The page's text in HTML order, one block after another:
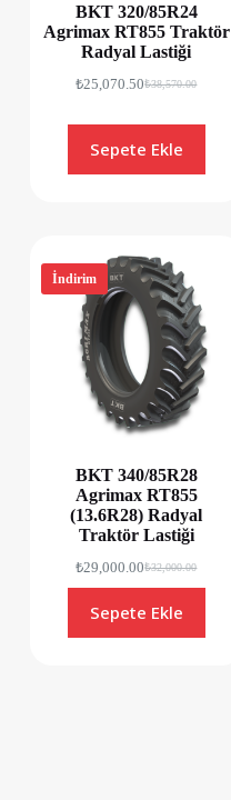
BKT 320/85R24
Agrimax RT855 Traktör
Radyal Lastiği
₺38,570.00
₺25,070.50
Sepete Ekle
İndirim
BKT 340/85R28
Agrimax RT855
(13.6R28) Radyal
Traktör Lastiği
₺32,000.00
₺29,000.00
Sepete Ekle